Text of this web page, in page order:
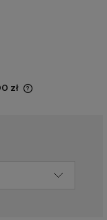
płatności
zł